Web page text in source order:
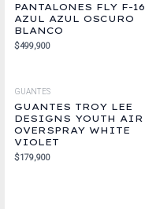
PANTALONES FLY F-16
AZUL AZUL OSCURO
BLANCO
$499,900
GUANTES
GUANTES TROY LEE
DESIGNS YOUTH AIR
OVERSPRAY WHITE
VIOLET
$179,900